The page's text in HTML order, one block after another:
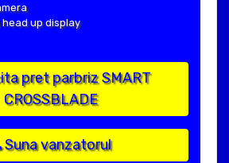
up display
pret parbriz SMART
CROSSBLADE
Suna vanzatorul